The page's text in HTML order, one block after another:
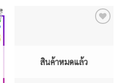
สินค้าหมดแล้ว